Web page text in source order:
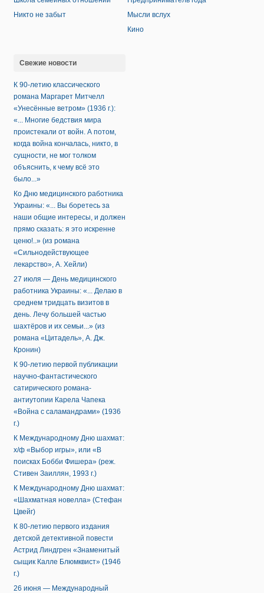
Никто не забыт
Мысли вслух
Кино
Свежие новости
К 90-летию классического
романа Маргарет Митчелл
«Унесённые ветром» (1936 г.):
«... Многие бедствия мира
проистекали от войн. А потом,
когда война кончалась, никто, в
сущности, не мог толком
объяснить, к чему всё это
было...»
Ко Дню медицинского работника
Украины: «... Вы боретесь за
наши общие интересы, и должен
прямо сказать: я это искренне
ценю!..» (из романа
«Сильнодействующее
лекарство», А. Хейли)
27 июля — День медицинского
работника Украины: «... Делаю в
среднем тридцать визитов в
день. Лечу большей частью
шахтёров и их семьи...» (из
романа «Цитадель», А. Дж.
Кронин)
К 90-летию первой публикации
научно-фантастического
сатирического романа-
антиутопии Карела Чапека
«Война с саламандрами» (1936
г.)
К Международному Дню шахмат:
х/ф «Выбор игры», или «В
поисках Бобби Фишера» (реж.
Стивен Заиллян, 1993 г.)
К Международному Дню шахмат:
«Шахматная новелла» (Стефан
Цвейг)
К 80-летию первого издания
детской детективной повести
Астрид Линдгрен «Знаменитый
сыщик Калле Блюмквист» (1946
г.)
26 июня — Международный